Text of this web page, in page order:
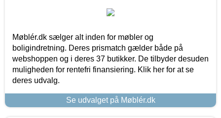
Møblér.dk sælger alt inden for møbler og
boligindretning. Deres prismatch gælder både på
webshoppen og i deres 37 butikker. De tilbyder desuden
muligheden for rentefri finansiering. Klik her for at se
deres udvalg.
Se udvalget på Møblér.dk